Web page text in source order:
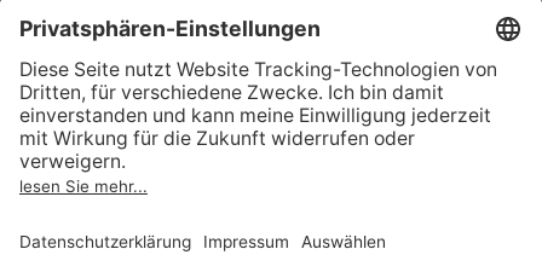
AGB
Informationen nach Data
Act
Verträge hier kündigen
Impressum